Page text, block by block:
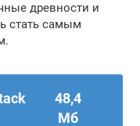
древности и
стать самым
48,4
Мб